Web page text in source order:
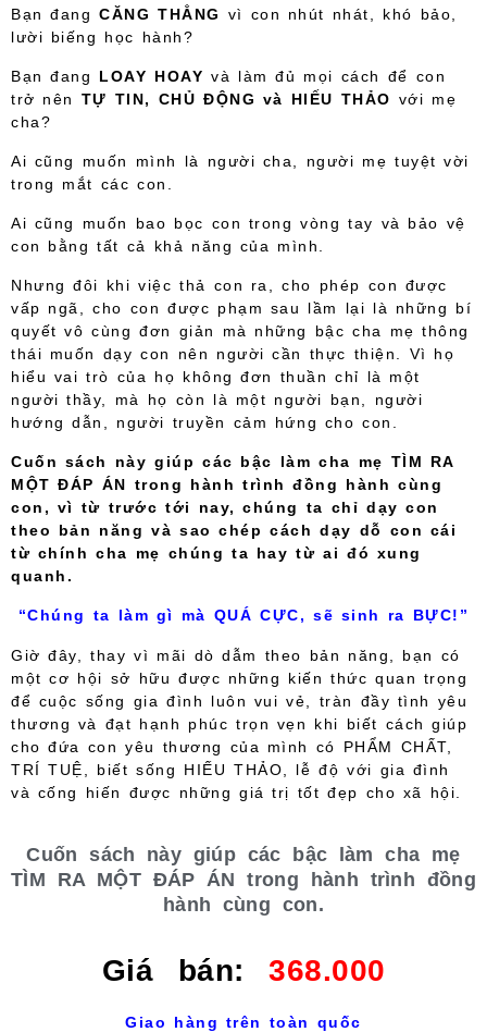
Bạn đangCĂNG THẲNG
vì con nhút nhát, khó bảo,
lười biếng học hành?
Bạn đang LOAY HOAY và làm đủ mọi cách để con
trở nên TỰ TIN, CHỦ ĐỘNG và HIẾU THẢO với mẹ
cha?
Ai cũng muốn mình là người cha, người mẹ tuyệt vời
trong mắt các con.
Ai cũng muốn bao bọc con trong vòng tay và bảo vệ
con bằng tất cả khả năng của mình.
Nhưng đôi khi việc thả con ra, cho phép con được
vấp ngã, cho con được phạm sau lầm lại là những bí
quyết vô cùng đơn giản mà những bậc cha mẹ thông
thái muốn dạy con nên người cần thực thiện. Vì họ
hiểu vai trò của họ không đơn thuần chỉ là một
người thầy, mà họ còn là một người bạn, người
hướng dẫn, người truyền cảm hứng cho con.
Cuốn sách này giúp các bậc làm cha mẹ TÌM RA
MỘT ĐÁP ÁN trong hành trình đồng hành cùng
con, vì từ trước tới nay, chúng ta chỉ dạy con
theo bản năng và sao chép cách dạy dỗ con cái
từ chính cha mẹ chúng ta hay từ ai đó xung
quanh.
“Chúng ta làm gì mà QUÁ CỰC, sẽ sinh ra BỰC!”
Giờ đây, thay vì mãi dò dẫm theo bản năng, bạn có
một cơ hội sở hữu được những kiến thức quan trọng
để cuộc sống gia đình luôn vui vẻ, tràn đầy tình yêu
thương và đạt hạnh phúc trọn vẹn khi biết cách giúp
cho đứa con yêu thương của mình có PHẨM CHẤT,
TRÍ TUỆ, biết sống HIẾU THẢO, lễ độ với gia đình
và cống hiến được những giá trị tốt đẹp cho xã hội.
Cuốn sách này giúp các bậc làm cha mẹ
TÌM RA MỘT ĐÁP ÁN trong hành trình đồng
hành cùng con.
Giá bán: 368.000
Giao hàng trên toàn quốc